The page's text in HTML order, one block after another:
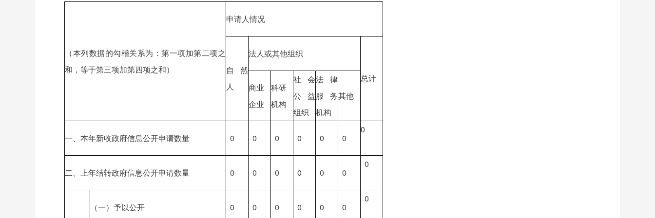
（本列数据的勾稽关系为：第一项加第二项之
和，等于第三项加第四项之和）
申请人情况
自然
人
法人或其他组织
总计
商业
企业
科研
机构
社会
公益
组织
法律
服务
机构
其他
一、本年新收政府信息公开申请数量 0 0 0 0 0 0
0
二、上年结转政府信息公开申请数量 0 0 0 0 0 0
0
（一）予以公开 0 0 0 0 0 0
0